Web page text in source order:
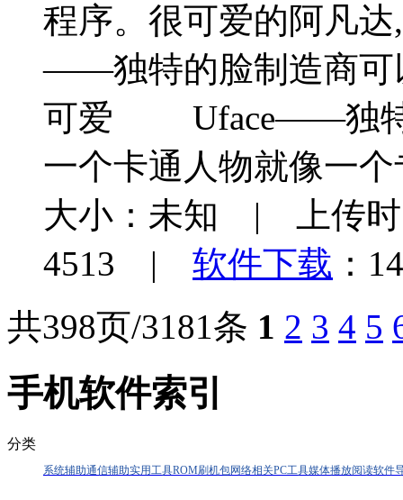
程序。很可爱的阿凡
——独特的脸制造商可
可爱 Uface——独特
一个卡通人物就像一
大小：未知 | 上传
4513 | 软件下载 ：
共398页/3181条 1 2 3 4 5
手机软件索引
分类
系统辅助通信辅助实用工具ROM刷机包网络相关PC工具媒体播放阅读软件